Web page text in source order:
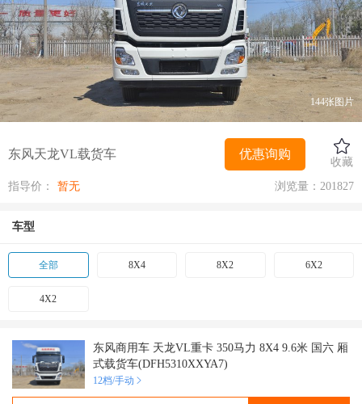
144张图片
东风天龙VL载货车
指导价： 暂无 浏览量：201827
优惠询购
收藏
车型
全部 8X4 8X2 6X2
4X2
东风商用车 天龙VL重卡 350马力 8X4 9.6米 国六 厢
式载货车(DFH5310XXYA7)
12档/手动